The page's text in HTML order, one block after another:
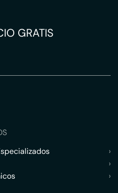
GRATIS
›
›
›